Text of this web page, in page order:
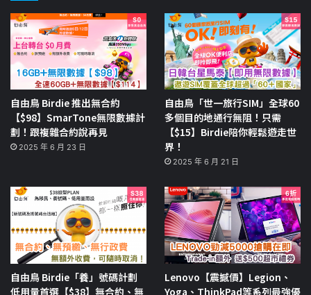
自由鳥 Birdie 推出無合約
【$98】SmarTone無限數據計
劃！跟複雜合約說再見
2025 年 6 月 23 日
自由鳥「世一旅行SIM」全球60
多個目的地通行無阻！只需
【$15】Birdie陪你輕鬆遊走世
界！
2025 年 6 月 21 日
自由鳥 Birdie「養」號碼計劃
低用量首選【$38】無合約、無
Lenovo【震撼價】Legion、
Yoga、ThinkPad等系列最強優